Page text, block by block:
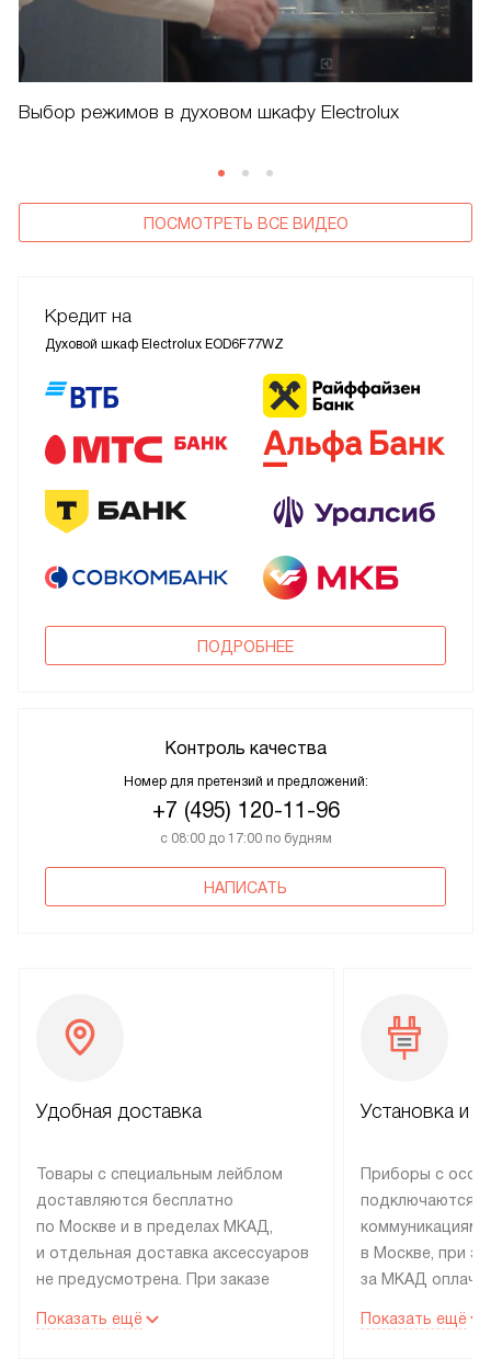
Выбор режимов в духовом шкафу Electrolux
ПОСМОТРЕТЬ ВСЕ ВИДЕО
Кредит на
Духовой шкаф Electrolux EOD6F77WZ
ПОДРОБНЕЕ
Контроль качества
Номер для претензий и предложений:
+7 (495) 120-11-96
с 08:00 до 17:00 по будням
НАПИСАТЬ
Удобная доставка
Товары с специальным лейблом
доставляются бесплатно
по Москве и в пределах МКАД,
и отдельная доставка аксессуаров
не предусмотрена. При заказе
рекомендуем обсудить
Показать ещё
Установка и
Приборы с
подключаются к
коммуникациям
в Москве, при
за МКАД
партнера
Показать ещё